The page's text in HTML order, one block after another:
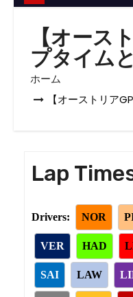
【オース
プタイム
ホーム
【オーストリア
Lap
Drivers: NOR
VER HAD
SAI LAW